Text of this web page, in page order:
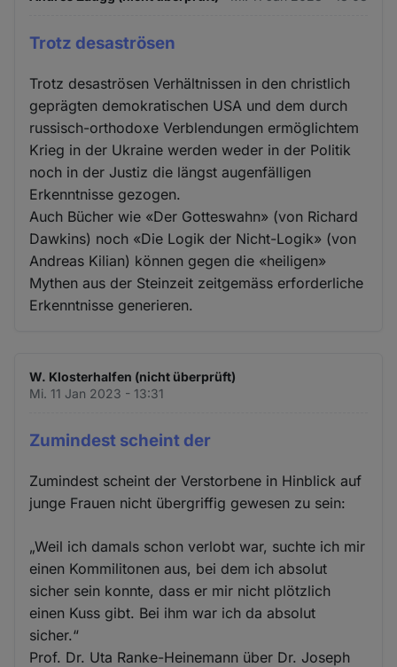
Trotz desaströsen
Trotz desaströsen Verhältnissen in den christlich
geprägten demokratischen USA und dem durch
russisch-orthodoxe Verblendungen ermöglichtem
Krieg in der Ukraine werden weder in der Politik
noch in der Justiz die längst augenfälligen
Erkenntnisse gezogen.
Auch Bücher wie «Der Gotteswahn» (von Richard
Dawkins) noch «Die Logik der Nicht-Logik» (von
Andreas Kilian) können gegen die «heiligen»
Mythen aus der Steinzeit zeitgemäss erforderliche
Erkenntnisse generieren.
W. Klosterhalfen (nicht überprüft)
Mi. 11 Jan 2023 - 13:31
Zumindest scheint der
Zumindest scheint der Verstorbene in Hinblick auf
junge Frauen nicht übergriffig gewesen zu sein:
„Weil ich damals schon verlobt war, suchte ich mir
einen Kommilitonen aus, bei dem ich absolut
sicher sein konnte, dass er mir nicht plötzlich
einen Kuss gibt. Bei ihm war ich da absolut
sicher.“
Prof. Dr. Uta Ranke-Heinemann über Dr. Joseph